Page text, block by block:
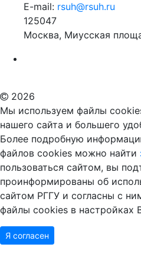
E-mail: rsuh@rsuh.ru
125047
Москва, Миусская
2026
Мы используем файлы
нашего сайта и большего
Более подробную
файлов cookies можно найти
пользоваться сайтом, вы
проинформированы об
сайтом РГГУ и согласны с
файлы cookies в настройках
Я согласен